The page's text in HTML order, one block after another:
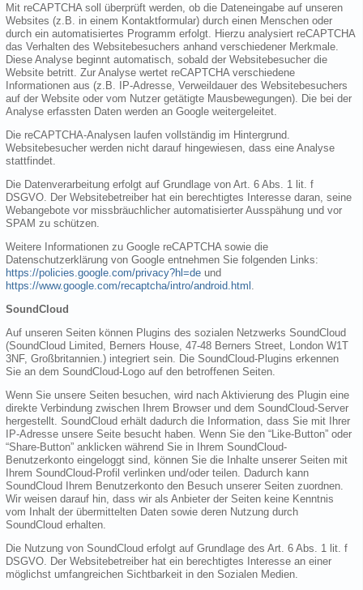
Mit reCAPTCHA soll überprüft werden, ob die Dateneingabe auf unseren
Websites (z.B. in einem Kontaktformular) durch einen Menschen oder
durch ein automatisiertes Programm erfolgt. Hierzu analysiert reCAPTCHA
das Verhalten des Websitebesuchers anhand verschiedener Merkmale.
Diese Analyse beginnt automatisch, sobald der Websitebesucher die
Website betritt. Zur Analyse wertet reCAPTCHA verschiedene
Informationen aus (z.B. IP-Adresse, Verweildauer des Websitebesuchers
auf der Website oder vom Nutzer getätigte Mausbewegungen). Die bei der
Analyse erfassten Daten werden an Google weitergeleitet.
Die reCAPTCHA-Analysen laufen vollständig im Hintergrund.
Websitebesucher werden nicht darauf hingewiesen, dass eine Analyse
stattfindet.
Die Datenverarbeitung erfolgt auf Grundlage von Art. 6 Abs. 1 lit. f
DSGVO. Der Websitebetreiber hat ein berechtigtes Interesse daran, seine
Webangebote vor missbräuchlicher automatisierter Ausspähung und vor
SPAM zu schützen.
Weitere Informationen zu Google reCAPTCHA sowie die
Datenschutzerklärung von Google entnehmen Sie folgenden Links:
https://policies.google.com/privacy?hl=de und
https://www.google.com/recaptcha/intro/android.html
SoundCloud
Auf unseren Seiten können Plugins des sozialen Netzwerks SoundCloud
(SoundCloud Limited, Berners House, 47-48 Berners Street, London W1T
3NF, Großbritannien.) integriert sein. Die SoundCloud-Plugins erkennen
Sie an dem SoundCloud-Logo auf den betroffenen Seiten.
Wenn Sie unsere Seiten besuchen, wird nach Aktivierung des Plugin eine
direkte Verbindung zwischen Ihrem Browser und dem SoundCloud-Server
hergestellt. SoundCloud erhält dadurch die Information, dass Sie mit Ihrer
IP-Adresse unsere Seite besucht haben. Wenn Sie den “Like-Button” oder
“Share-Button” anklicken während Sie in Ihrem SoundCloud-
Benutzerkonto eingeloggt sind, können Sie die Inhalte unserer Seiten mit
Ihrem SoundCloud-Profil verlinken und/oder teilen. Dadurch kann
SoundCloud Ihrem Benutzerkonto den Besuch unserer Seiten zuordnen.
Wir weisen darauf hin, dass wir als Anbieter der Seiten keine Kenntnis
vom Inhalt der übermittelten Daten sowie deren Nutzung durch
SoundCloud erhalten.
Die Nutzung von SoundCloud erfolgt auf Grundlage des Art. 6 Abs. 1 lit. f
DSGVO. Der Websitebetreiber hat ein berechtigtes Interesse an einer
möglichst umfangreichen Sichtbarkeit in den Sozialen Medien.